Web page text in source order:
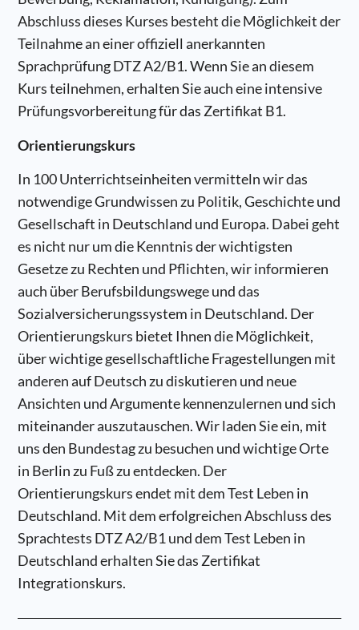
Abschluss dieses Kurses besteht die Möglichkeit der
Teilnahme an einer offiziell anerkannten
Sprachprüfung DTZ A2/B1. Wenn Sie an diesem
Kurs teilnehmen, erhalten Sie auch eine intensive
Prüfungsvorbereitung für das Zertifikat B1.
Orientierungskurs
In 100 Unterrichtseinheiten vermitteln wir das
notwendige Grundwissen zu Politik, Geschichte und
Gesellschaft in Deutschland und Europa. Dabei geht
es nicht nur um die Kenntnis der wichtigsten
Gesetze zu Rechten und Pflichten, wir informieren
auch über Berufsbildungswege und das
Sozialversicherungssystem in Deutschland. Der
Orientierungskurs bietet Ihnen die Möglichkeit,
über wichtige gesellschaftliche Fragestellungen mit
anderen auf Deutsch zu diskutieren und neue
Ansichten und Argumente kennenzulernen und sich
miteinander auszutauschen. Wir laden Sie ein, mit
uns den Bundestag zu besuchen und wichtige Orte
in Berlin zu Fuß zu entdecken. Der
Orientierungskurs endet mit dem Test Leben in
Deutschland. Mit dem erfolgreichen Abschluss des
Sprachtests DTZ A2/B1 und dem Test Leben in
Deutschland erhalten Sie das Zertifikat
Integrationskurs.